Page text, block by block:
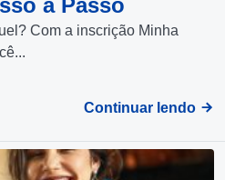
Com a inscrição Minha
Continuar lendo